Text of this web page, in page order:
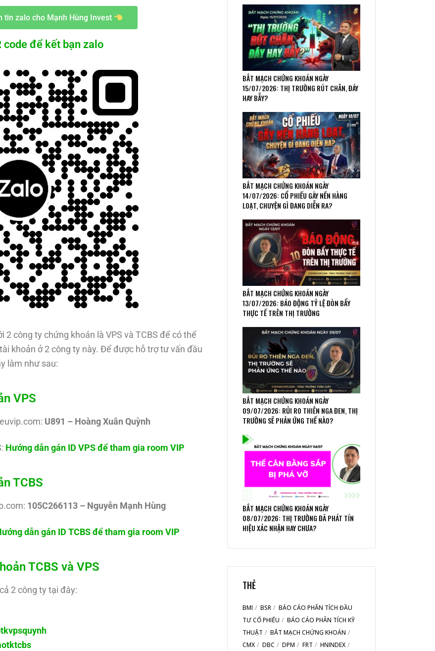
tin zalo cho Mạnh Hùng Invest
code để kết bạn zalo
2 công ty chứng khoán là VPS và TCBS để có thể
khoản ở 2 công ty này. Để được hỗ trợ tư vấn đầu
làm như sau:
VPS
U891 – Hoàng Xuân Quỳnh
Hướng dẫn gán ID VPS để tham gia room VIP
TCBS
105C266113 – Nguyễn Mạnh Hùng
dẫn gán ID TCBS để tham gia room VIP
TCBS và VPS
2 công ty tại đây:
BẮT MẠCH CHỨNG KHOÁN NGÀY
15/07/2026: THỊ TRƯỜNG RÚT CHÂN, ĐÁY
HAY BẪY?
BẮT MẠCH CHỨNG KHOÁN NGÀY
14/07/2026: CỔ PHIẾU GÃY NỀN HÀNG
LOẠT, CHUYỆN GÌ ĐANG DIỄN RA?
BẮT MẠCH CHỨNG KHOÁN NGÀY
13/07/2026: BÁO ĐỘNG TỶ LỆ ĐÒN BẨY
THỰC TẾ TRÊN THỊ TRƯỜNG
BẮT MẠCH CHỨNG KHOÁN NGÀY
09/07/2026: RỦI RO THIÊN NGA ĐEN, THỊ
TRƯỜNG SẼ PHẢN ỨNG THẾ NÀO?
BẮT MẠCH CHỨNG KHOÁN NGÀY
08/07/2026: THỊ TRƯỜNG ĐÃ PHÁT TÍN
HIỆU XÁC NHẬN HAY CHƯA?
THẺ
BMI BSR
BÁO CÁO PHÂN TÍCH ĐẦU
TƯ CỔ PHIẾU
BÁO CÁO PHÂN TÍCH KỸ
THUẬT
BẮT MẠCH CHỨNG KHOÁN
CMX
DBC DPM FRT
HNINDEX